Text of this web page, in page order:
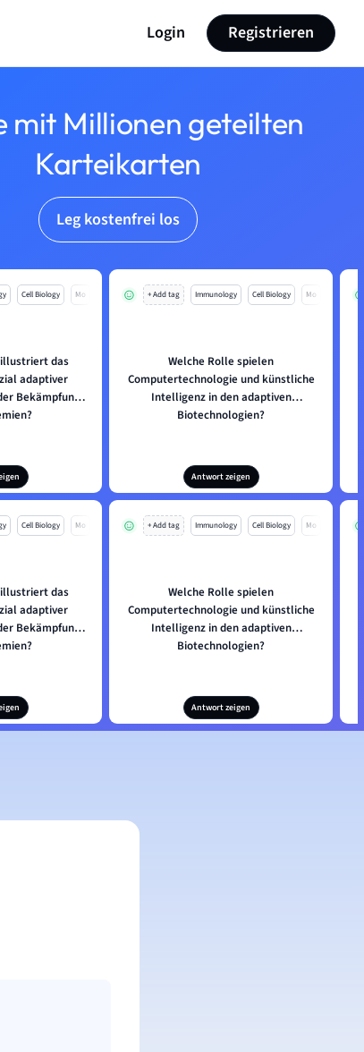
Login Registrieren
mit Millionen geteilten
Karteikarten
Leg kostenfrei los
Cell Biology Mo
das
adaptiver
Bekämpfung
+ Add tag Immunology Cell Biology Mo
Welche Rolle spielen
Computertechnologie und künstliche
Intelligenz in den adaptiven
Biotechnologien?
Antwort zeigen
Cell Biology Mo
das
adaptiver
Bekämpfung
+ Add tag Immunology Cell Biology Mo
Welche Rolle spielen
Computertechnologie und künstliche
Intelligenz in den adaptiven
Biotechnologien?
Antwort zeigen